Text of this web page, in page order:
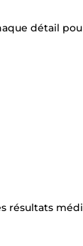
détail
résultats